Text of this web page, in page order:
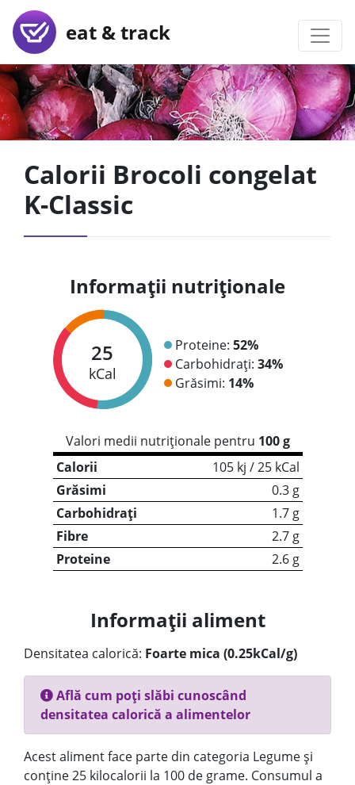
eat & track
Calorii Brocoli congelat
K-Classic
Informații nutriționale
25
kCal
Proteine: 52%
Carbohidrați: 34%
Grăsimi: 14%
Valori medii nutriționale pentru 100 g
Calorii
105 kj / 25 kCal
Grăsimi
0.3 g
Carbohidrați
1.7 g
Fibre
2.7 g
Proteine
2.6 g
Informații aliment
Densitatea calorică: Foarte mica (0.25kCal/g)
Află cum poți slăbi cunoscând
densitatea calorică a alimentelor
Acest aliment face parte din categoria Legume și
conține 25 kilocalorii la 100 de grame. Consumul a